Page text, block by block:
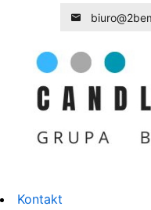
Kontakt